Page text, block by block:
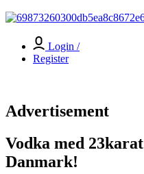
Login /
Register
Advertisement
Vodka med
Danmark!